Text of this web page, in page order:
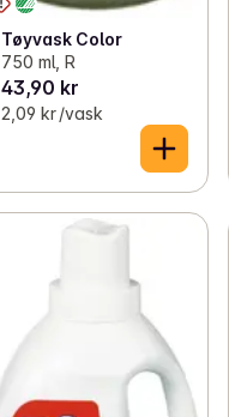
Tøyvask Color
750 ml, R
43,90 kr
2,09 kr /vask